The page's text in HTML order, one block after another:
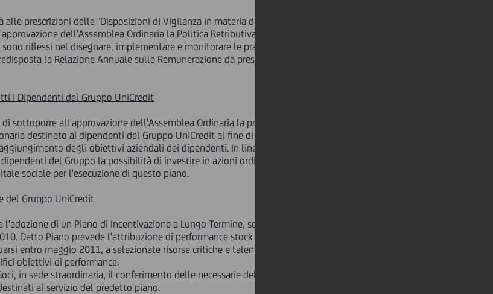
prescrizioni delle "Disposizioni di Vigilanza in materia di Organizzazione e Governo
dell'Assemblea Ordinaria la Politica Retributiva di Gruppo che definisce i
riflessi nel disegnare, implementare e monitorare le prassi, i piani ed i programmi
la Relazione Annuale sulla Remunerazione da presentare per informativa
i Dipendenti del Gruppo UniCredit
sottoporre all'approvazione dell'Assemblea Ordinaria la proposta di adozione per il
destinato ai dipendenti del Gruppo UniCredit al fine di rafforzare il senso di
degli obiettivi aziendali dei dipendenti. In linea con quanto approvato per
del Gruppo la possibilità di investire in azioni ordinarie UniCredit a condizioni
sociale per l'esecuzione di questo piano.
del Gruppo UniCredit
di un Piano di Incentivazione a Lungo Termine, secondo quanto deliberato dal
Detto Piano prevede l'attribuzione di performance stock option e la promessa di
entro maggio 2011, a selezionate risorse critiche e talenti del Gruppo UniCredit,
obiettivi di performance.
in sede straordinaria, il conferimento delle necessarie deleghe al Consiglio di
al servizio del predetto piano.